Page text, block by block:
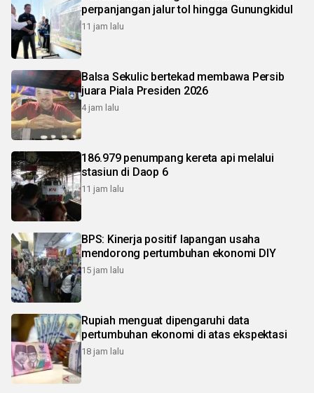
perpanjangan jalur tol hingga Gunungkidul
11 jam lalu
Balsa Sekulic bertekad membawa Persib
juara Piala Presiden 2026
4 jam lalu
186.979 penumpang kereta api melalui
stasiun di Daop 6
11 jam lalu
BPS: Kinerja positif lapangan usaha
mendorong pertumbuhan ekonomi DIY
15 jam lalu
Rupiah menguat dipengaruhi data
pertumbuhan ekonomi di atas ekspektasi
18 jam lalu